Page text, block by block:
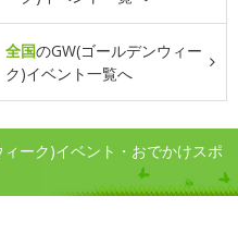
全国のGW(ゴールデンウィー
ク)イベント一覧へ
ーク)イベント・おでかけスポ